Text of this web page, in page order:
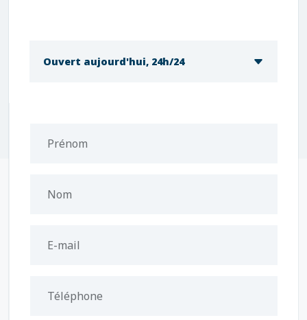
Ouvert aujourd'hui, 24h/24
Prénom
Nom
E-mail
Téléphone